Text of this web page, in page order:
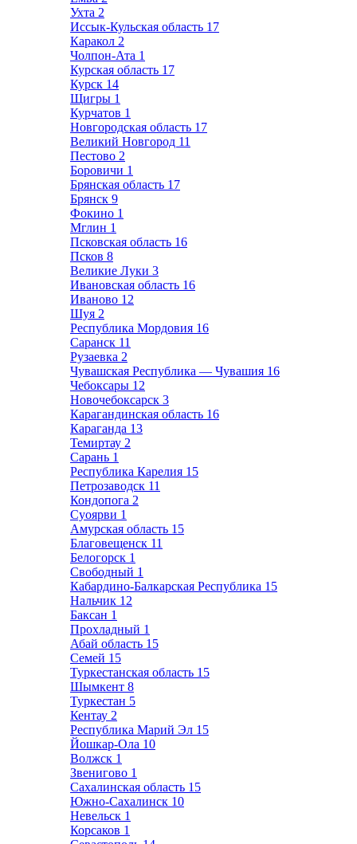
Ухта 2
Иссык-Кульская область 17
Каракол 2
Чолпон-Ата 1
Курская область 17
Курск 14
Щигры 1
Курчатов 1
Новгородская область 17
Великий Новгород 11
Пестово 2
Боровичи 1
Брянская область 17
Брянск 9
Фокино 1
Мглин 1
Псковская область 16
Псков 8
Великие Луки 3
Ивановская область 16
Иваново 12
Шуя 2
Республика Мордовия 16
Саранск 11
Рузаевка 2
Чувашская Республика — Чувашия 16
Чебоксары 12
Новочебоксарск 3
Карагандинская область 16
Караганда 13
Темиртау 2
Сарань 1
Республика Карелия 15
Петрозаводск 11
Кондопога 2
Суоярви 1
Амурская область 15
Благовещенск 11
Белогорск 1
Свободный 1
Кабардино-Балкарская Республика 15
Нальчик 12
Баксан 1
Прохладный 1
Абай область 15
Семей 15
Туркестанская область 15
Шымкент 8
Туркестан 5
Кентау 2
Республика Марий Эл 15
Йошкар-Ола 10
Волжск 1
Звенигово 1
Сахалинская область 15
Южно-Сахалинск 10
Невельск 1
Корсаков 1